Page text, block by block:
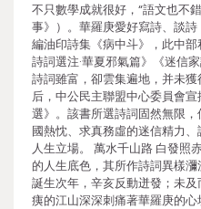
不只數學成就很好，“語文也不
事》）。華羅庚愛好寫詩、談
編油印詩集《病中斗》，此中
詩詞選注·華夏邪氣篇》《迷信
詩詞雖富，卻雲集遍地，并未
后，中公民主聯盟中心委員會
選》。該書所選詩詞固然無限
國熱忱、求真務虛的迷信精力
人生立場。 萬水千山路 白發照
的人生底色，其所作詩詞異樣
誕生次年，辛亥反動迸發；未
痍的江山深深刺痛著華羅庚的